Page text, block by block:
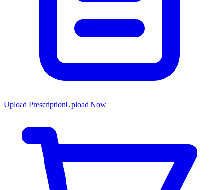
Upload PrescriptionUpload Now